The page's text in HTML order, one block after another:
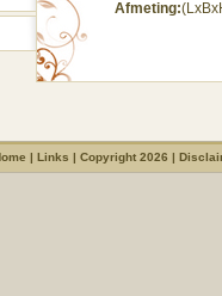
Afmeting:
| Links | Copyright 2026 |